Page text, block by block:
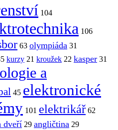
104
106
63 olympiáda 31
kurzy 21 kroužek 22 kasper 31
a
45 elektronické
101 elektrikář 62
dveří 29 angličtina 29